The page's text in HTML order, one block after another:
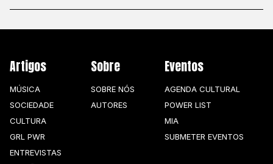
Artigos
MÚSICA
SOCIEDADE
CULTURA
GRL PWR
ENTREVISTAS
Sobre
SOBRE NÓS
AUTORES
Eventos
AGENDA CULTURAL
POWER LIST
MIA
SUBMETER EVENTOS